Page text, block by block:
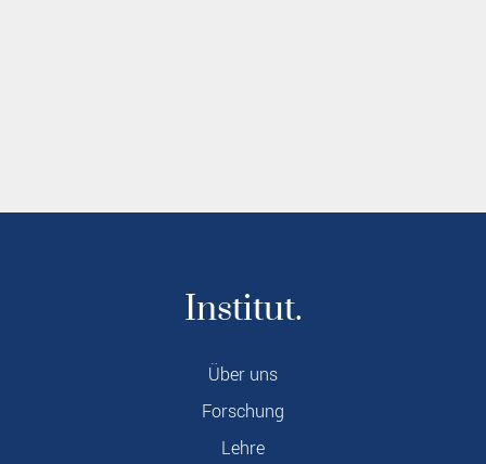
Institut.
Über uns
Forschung
Lehre